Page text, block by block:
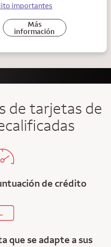
importantes
Más
información
de tarjetas de
de crédito
que se adapte a sus